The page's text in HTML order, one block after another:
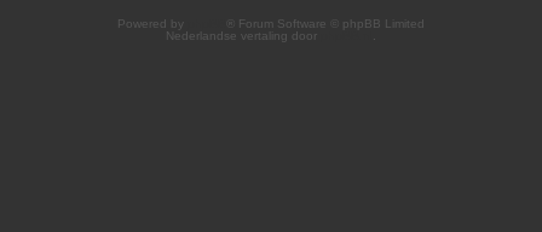
Powered by
® Forum Software © phpBB Limited
Nederlandse vertaling door